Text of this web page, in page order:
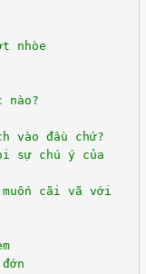
nhòe
vào đầu chứ?
sự chú ý của
cãi vã với